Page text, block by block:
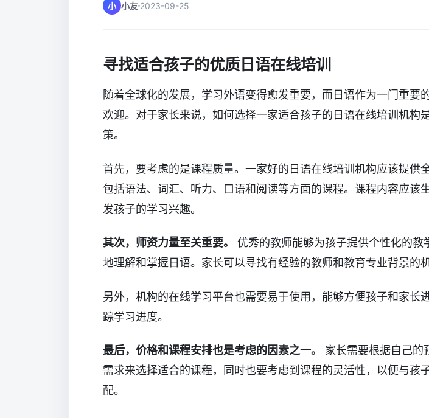
小 小友 2023-09-25
寻找适合孩子的优质日语在线培训
随着全球化的发展，学习外语变得愈发重要，而日语作为一门重要
欢迎。对于家长来说，如何选择一家适合孩子的日语在线培训机构
策。
首先，要考虑的是课程质量。一家好的日语在线培训机构应该提供
包括语法、词汇、听力、口语和阅读等方面的课程。课程内容应该
发孩子的学习兴趣。
其次，师资力量至关重要。
优秀的教师能够为孩子提供个性化的教
地理解和掌握日语。家长可以寻找有经验的教师和教育专业背景的机
另外，机构的在线学习平台也需要易于使用，能够方便孩子和家长
踪学习进度。
最后，价格和课程安排也是考虑的因素之一。
家长需要根据自己的
需求来选择适合的课程，同时也要考虑到课程的灵活性，以便与孩
配。